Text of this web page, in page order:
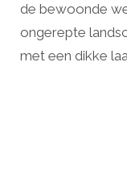
de bewoonde
ongerepte
met een dikke